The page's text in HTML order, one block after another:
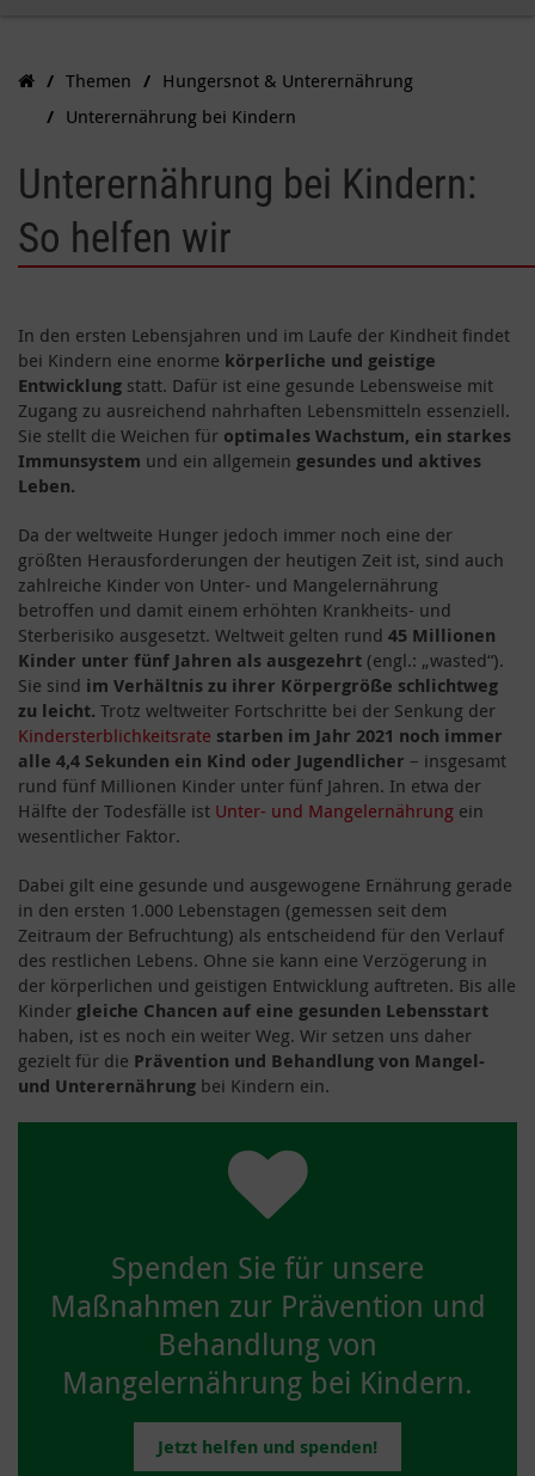
Themen
Hungersnot & Unterernährung
Unterernährung bei Kindern
Unterernährung bei Kindern:
So helfen wir
In den ersten Lebensjahren und im Laufe der Kindheit findet
bei Kindern eine enorme körperliche und geistige
Entwicklung statt. Dafür ist eine gesunde Lebensweise mit
Zugang zu ausreichend nahrhaften Lebensmitteln essenziell.
Sie stellt die Weichen für optimales Wachstum, ein starkes
Immunsystem und ein allgemein gesundes und aktives
Leben.
Da der weltweite Hunger jedoch immer noch eine der
größten Herausforderungen der heutigen Zeit ist, sind auch
zahlreiche Kinder von Unter- und Mangelernährung
betroffen und damit einem erhöhten Krankheits- und
Sterberisiko ausgesetzt. Weltweit gelten rund 45 Millionen
Kinder unter fünf Jahren als ausgezehrt (engl.: „wasted“).
Sie sind im Verhältnis zu ihrer Körpergröße schlichtweg
zu leicht. Trotz weltweiter Fortschritte bei der Senkung der
Kindersterblichkeitsrate starben im Jahr 2021 noch immer
alle 4,4 Sekunden ein Kind oder Jugendlicher – insgesamt
rund fünf Millionen Kinder unter fünf Jahren. In etwa der
Hälfte der Todesfälle ist Unter- und Mangelernährung ein
wesentlicher Faktor.
Dabei gilt eine gesunde und ausgewogene Ernährung gerade
in den ersten 1.000 Lebenstagen (gemessen seit dem
Zeitraum der Befruchtung) als entscheidend für den Verlauf
des restlichen Lebens. Ohne sie kann eine Verzögerung in
der körperlichen und geistigen Entwicklung auftreten. Bis alle
Kinder gleiche Chancen auf eine gesunden Lebensstart
haben, ist es noch ein weiter Weg. Wir setzen uns daher
gezielt für die Prävention und Behandlung von Mangel-
und Unterernährung bei Kindern ein.
Spenden Sie für unsere
Maßnahmen zur Prävention und
Behandlung von
Mangelernährung bei Kindern.
Jetzt helfen und spenden!